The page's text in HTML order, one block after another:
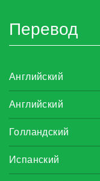
Перевод
Английский
Английский
Голландский
Испанский